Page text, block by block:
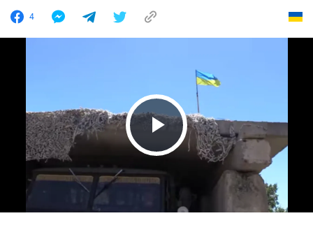
4
Play Video